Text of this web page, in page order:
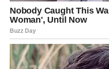
dugoročne posledice, ali to ne
suočavanje sa sopstvenim
iskupljenjem, moguće je
sticanju unutrašnje snage.